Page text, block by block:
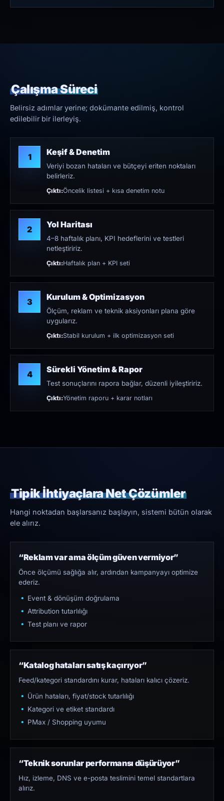
Çalışma Süreci
Belirsiz adımlar yerine; dokümante edilmiş, kontrol
edilebilir bir ilerleyiş.
1 Keşif & Denetim
Veriyi bozan hataları ve bütçeyi eriten noktaları
belirleriz.
Çıktı:Öncelik listesi + kısa denetim notu
2 Yol Haritası
4–8 haftalık planı, KPI hedeflerini ve testleri
netleştiririz.
Çıktı:Haftalık plan + KPI seti
3 Kurulum & Optimizasyon
Ölçüm, reklam ve teknik aksiyonları plana göre
uygularız.
Çıktı:Stabil kurulum + ilk optimizasyon seti
4 Sürekli Yönetim & Rapor
Test sonuçlarını rapora bağlar, düzenli iyileştiririz.
Çıktı:Yönetim raporu + karar notları
Tipik İhtiyaçlara Net Çözümler
Hangi noktadan başlarsanız başlayın, sistemi bütün olarak
ele alırız.
“Reklam var ama ölçüm güven vermiyor”
Önce ölçümü sağlığa alır, ardından kampanyayı optimize
ederiz.
Event & dönüşüm doğrulama
Attribution tutarlılığı
Test planı ve rapor
“Katalog hataları satış kaçırıyor”
Feed/kategori standardını kurar, hataları kalıcı çözeriz.
Ürün hataları, fiyat/stock tutarlılığı
Kategori ve etiket standardı
PMax / Shopping uyumu
“Teknik sorunlar performansı düşürüyor”
Hız, izleme, DNS ve e-posta teslimini temel standartlara
alırız.